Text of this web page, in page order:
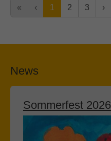
« ‹ 1 2 3 ›
News
Sommerfest 2026